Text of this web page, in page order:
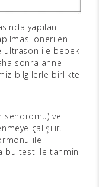
yapılan
önerilen
ultrason ile bebek
sonra anne
bilgilerle birlikte
sendromu) ve
çalışılır.
ile
bu test ile tahmin